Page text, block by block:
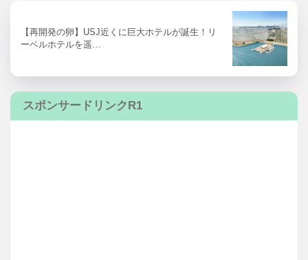
【再開発の卵】USJ近くに巨大ホテルが誕生！リ
ーベルホテルを遥…
スポンサードリンクR1